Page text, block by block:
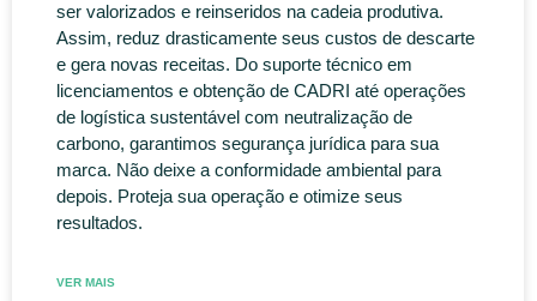
ser valorizados e reinseridos na cadeia produtiva.
Assim, reduz drasticamente seus custos de descarte
e gera novas receitas. Do suporte técnico em
licenciamentos e obtenção de CADRI até operações
de logística sustentável com neutralização de
carbono, garantimos segurança jurídica para sua
marca. Não deixe a conformidade ambiental para
depois. Proteja sua operação e otimize seus
resultados.
VER MAIS